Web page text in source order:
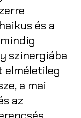
és a
szinergiába
elméletileg
a mai
az